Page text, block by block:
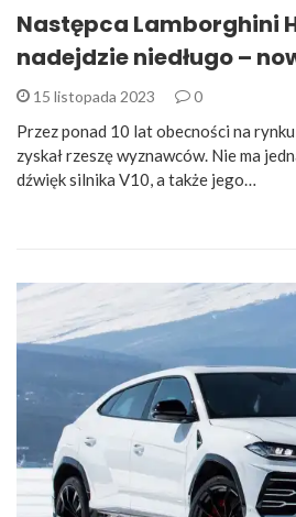
Następca Lamborghini
nadejdzie niedługo –
15 listopada 2023 0
Przez ponad 10 lat obecności na
zyskał rzeszę wyznawców. Nie ma
dźwięk silnika V10, a także jego…